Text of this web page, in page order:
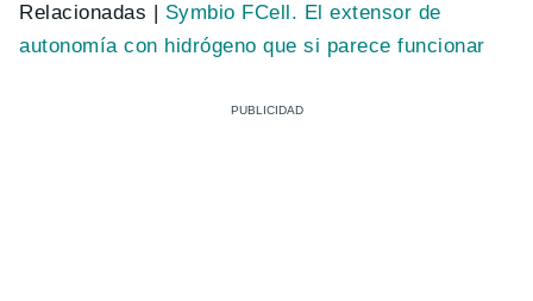
Relacionadas |
Symbio FCell. El extensor de
autonomía con hidrógeno que si parece funcionar